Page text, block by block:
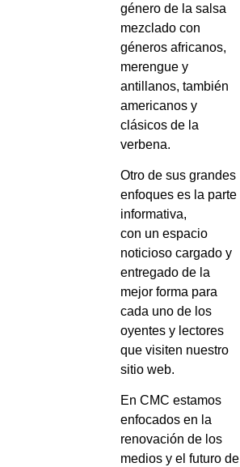
género de la salsa
mezclado con
géneros africanos,
merengue y
antillanos, también
americanos y
clásicos de la
verbena.
Otro de sus grandes
enfoques es la parte
informativa,
con un espacio
noticioso cargado y
entregado de la
mejor forma para
cada uno de los
oyentes y lectores
que visiten nuestro
sitio web.
En CMC estamos
enfocados en la
renovación de los
medios y el futuro de